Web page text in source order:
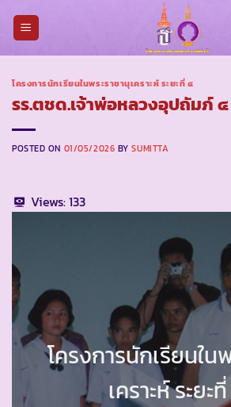
โครงการนักเรียนในพระราชานุเคราะห์ ระยะที่ ๔
รร.ตชด.เจ้าพ่อหลวงอุปถัมภ์ ๔
POSTED ON 01/05/2026 BYSUMITTA
Views:133
โครงการนักเรียนใน
เคราะห์ ระยะ